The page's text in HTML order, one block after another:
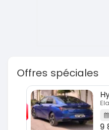
Offres spéciales
9